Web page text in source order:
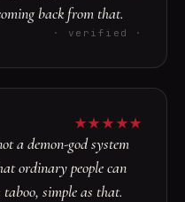
back from that.
· verified ·
★★ ★ ★★
a demon-god system
ordinary people can
simple as that.